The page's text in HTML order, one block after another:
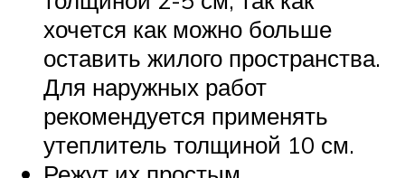
хочется как можно больше
оставить жилого пространства.
Для наружных работ
рекомендуется применять
утеплитель толщиной 10 см.